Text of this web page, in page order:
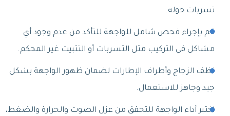
تسربات حوله.
قم بإجراء فحص شامل للواجهة للتأكد من عدم وجود أي
مشاكل في التركيب مثل التسربات أو التثبيت غير المحكم.
نظف الزجاج وأطراف الإطارات لضمان ظهور الواجهة بشكل
جيد وجاهز للاستعمال.
اختبر أداء الواجهة للتحقق من عزل الصوت والحرارة والضغط،